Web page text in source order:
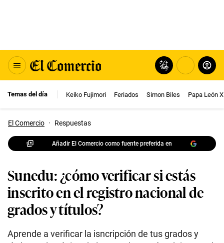
Temas del día Keiko Fujimori Feriados Simon Biles Papa León
El Comercio · Respuestas
Añadir El Comercio como fuente preferida en
Sunedu: ¿cómo verificar si estás
inscrito en el registro nacional de
grados y títulos?
Aprende a verificar la isncripción de tus grados y